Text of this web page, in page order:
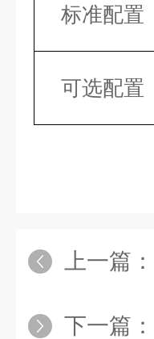
标准配置
可选配置
上一篇：
下一篇：